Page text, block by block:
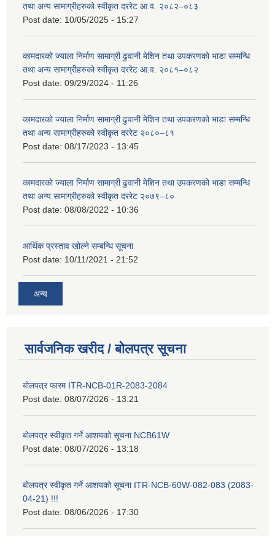
तथा अन्य सामाग्रीहरुको स्वीकृत दररेट आ.व. २०८२–०८३
Post date: 10/05/2025 - 15:27
कामदारको ज्याला निर्माण सामाग्री ढुवानी मेशिन तथा उपकरणको भाडा सम्मन्धि
तथा अन्य सामाग्रीहरुको स्वीकृत दररेट आ.व. २०८१–०८२
Post date: 09/29/2024 - 11:26
कामदारको ज्याला निर्माण सामाग्री ढुवानी मेशिन तथा उपकरणको भाडा सम्मन्धि
तथा अन्य सामाग्रीहरुको स्वीकृत दररेट २०८०–८१
Post date: 08/17/2023 - 13:45
कामदारको ज्याला निर्माण सामाग्री ढुवानी मेशिन तथा उपकरणको भाडा सम्मन्धि
तथा अन्य सामाग्रीहरुको स्वीकृत दररेट २०७९–८०
Post date: 08/08/2022 - 10:36
आर्थिक प्रस्ताव खोल्ने सम्बन्धि सूचना
Post date: 10/11/2021 - 21:52
अन्य
सार्वजनिक खरीद / बोलपत्र सूचना
बोलपत्र फारम ITR-NCB-01R-2083-2084
Post date: 08/07/2026 - 13:21
बोलपत्र स्वीकृत गर्ने आशयको सूचना NCB61W
Post date: 08/07/2026 - 13:18
बोलपत्र स्वीकृत गर्ने आशयको सूचना ITR-NCB-60W-082-083 (2083-
04-21) !!!
Post date: 08/06/2026 - 17:30